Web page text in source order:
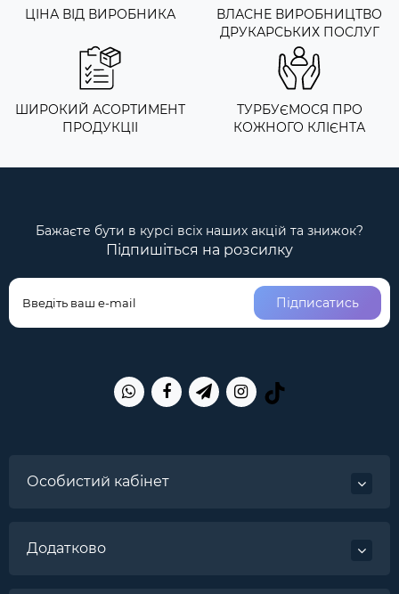
ЦІНА ВІД ВИРОБНИКА
ВЛАСНЕ ВИРОБНИЦТВО
ДРУКАРСЬКИХ ПОСЛУГ
ШИРОКИЙ АСОРТИМЕНТ
ПРОДУКЦІІ
ТУРБУЄМОСЯ ПРО
КОЖНОГО КЛІЄНТА
Бажаєте бути в курсі всіх наших акцій та знижок?
Підпишіться на розсилку
Підписатись
Особистий кабінет
Додатково